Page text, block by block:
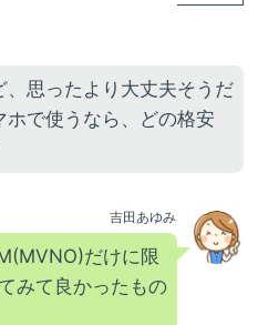
、思ったより大丈夫そうだ
ホで使うなら、どの格安
吉田あゆみ
だけに限
みて良かったもの